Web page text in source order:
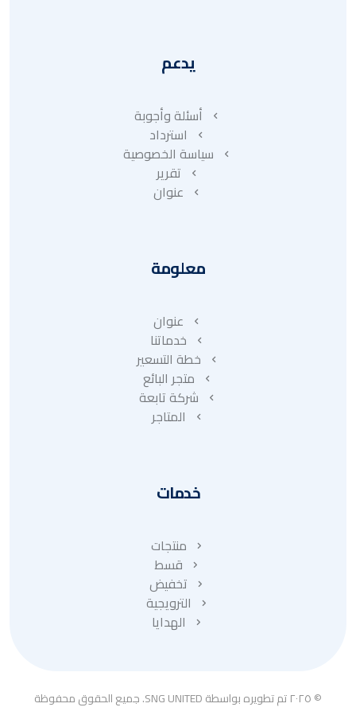
يدعم
أسئلة وأجوبة
استرداد
سياسة الخصوصية
تقرير
عنوان
معلومة
عنوان
خدماتنا
خطة التسعير
متجر البائع
شركة تابعة
المتاجر
خدمات
منتجات
قسط
تخفيض
الترويجية
الهدايا
© ٢٠٢٥ تم تطويره بواسطة SNG UNITED. جميع الحقوق محفوظة